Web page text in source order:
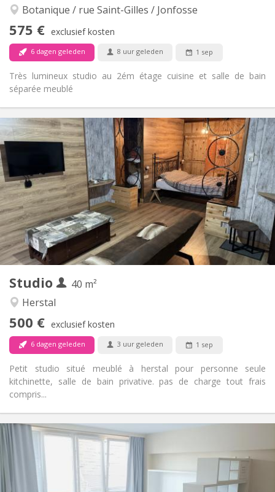
Toegang voor PBM:
Nee
Botanique / rue Saint-Gilles / Jonfosse
575 € exclusief kosten
6 dagen geleden 8 uur geleden 1 sep
Très lumineux studio au 2ém étage cuisine et salle de bain
séparée meublé
Praktische Informatie
Huur:
575 €
Kosten:
150 €
Duur:
12 maanden
Domiciliëring:
Met voorwaarden
Inrichting
Badkamer:
Privaat
Keuken:
Privé (aparte kamer)
Oppervlakte:
40 m
2
Private kamers:
3
Studio
40 m²
Herstal
500 € exclusief kosten
6 dagen geleden 3 uur geleden 1 sep
Petit studio situé meublé à herstal pour personne seule
kitchinette, salle de bain privative. pas de charge tout frais
compris...
Praktische Informatie
Kosten:
50 €
per maand
Domiciliëring:
Toegelaten